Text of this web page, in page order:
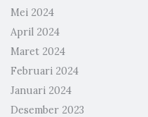
Mei 2024
April 2024
Maret 2024
Februari 2024
Januari 2024
Desember 2023